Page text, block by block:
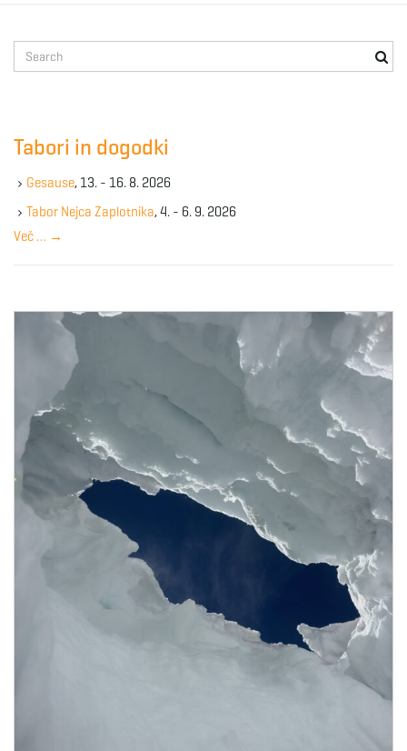
e
e
y
w
r
Tabori in dogodki
Gesause, 13. - 16. 8. 2026
Tabor Nejca Zaplotnika, 4. - 6. 9. 2026
Več … →